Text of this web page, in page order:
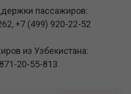
пассажиров:
,+7 (499) 920-22-52
из Узбекистана:
20-55-813